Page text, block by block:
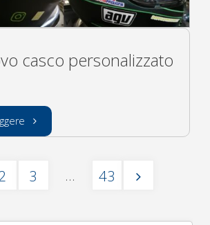
casco personalizzato
nuovo
3 … 43